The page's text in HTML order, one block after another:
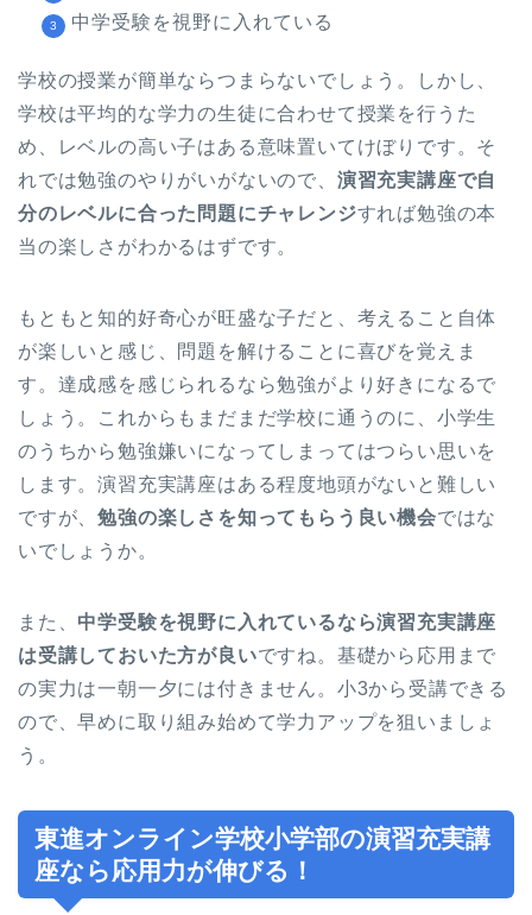
中学受験を視野に入れている
学校の授業が簡単ならつまらないでしょう。しかし、
学校は平均的な学力の生徒に合わせて授業を行うた
め、レベルの高い子はある意味置いてけぼりです。そ
れでは勉強のやりがいがないので、 演習充実講座で自
分のレベルに合った問題にチャレンジすれば勉強の本
当の楽しさがわかるはずです。
もともと知的好奇心が旺盛な子だと、考えること自体
が楽しいと感じ、問題を解けることに喜びを覚えま
す。達成感を感じられるなら勉強がより好きになるで
しょう。これからもまだまだ学校に通うのに、小学生
のうちから勉強嫌いになってしまってはつらい思いを
します。演習充実講座はある程度地頭がないと難しい
ですが、勉強の楽しさを知ってもらう良い機会ではな
いでしょうか。
また、 中学受験を視野に入れているなら演習充実講座
は受講しておいた方が良いですね。基礎から応用まで
の実力は一朝一夕には付きません。小3から受講できる
ので、早めに取り組み始めて学力アップを狙いましょ
う。
東進オンライン学校小学部の演習充実講
座なら応用力が伸びる！